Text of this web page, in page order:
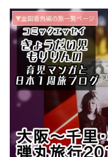
▼全国番外編の旅一覧ページ